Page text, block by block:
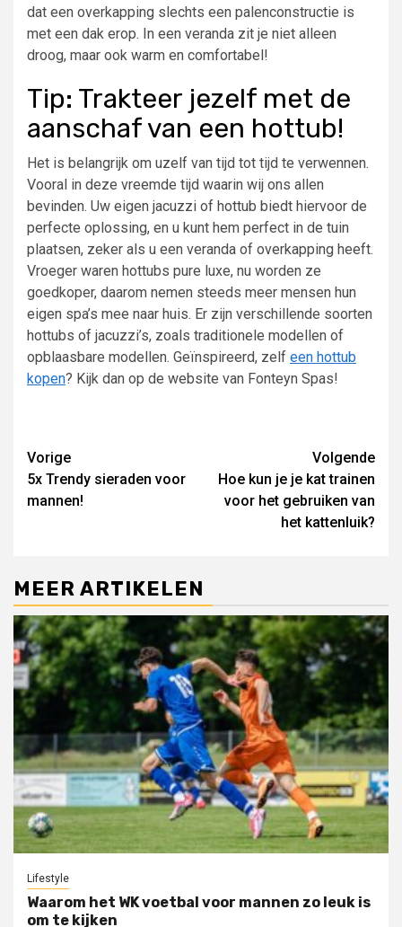
dat een overkapping slechts een palenconstructie is
met een dak erop. In een veranda zit je niet alleen
droog, maar ook warm en comfortabel!
Tip: Trakteer jezelf met de
aanschaf van een hottub!
Het is belangrijk om uzelf van tijd tot tijd te verwennen.
Vooral in deze vreemde tijd waarin wij ons allen
bevinden. Uw eigen jacuzzi of hottub biedt hiervoor de
perfecte oplossing, en u kunt hem perfect in de tuin
plaatsen, zeker als u een veranda of overkapping heeft.
Vroeger waren hottubs pure luxe, nu worden ze
goedkoper, daarom nemen steeds meer mensen hun
eigen spa’s mee naar huis. Er zijn verschillende soorten
hottubs of jacuzzi’s, zoals traditionele modellen of
opblaasbare modellen. Geïnspireerd, zelf een hottub
kopen? Kijk dan op de website van Fonteyn Spas!
Lees
verder
Vorige
5x Trendy sieraden voor
mannen!
Volgende
Hoe kun je je kat trainen
voor het gebruiken van
het kattenluik?
MEER ARTIKELEN
Lifestyle
Waarom het WK voetbal voor mannen zo leuk is
om te kijken